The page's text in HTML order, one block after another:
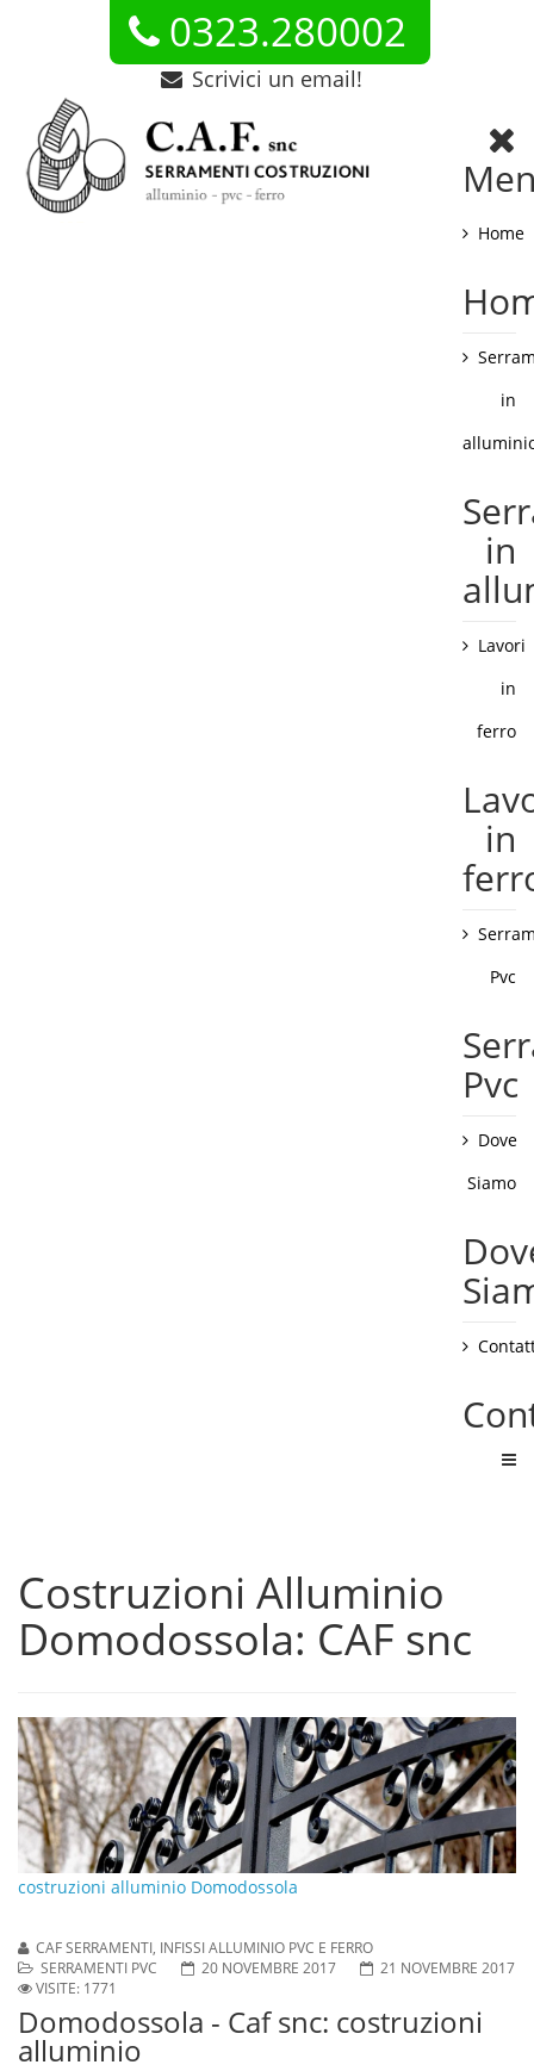
0323.280002
Scrivici un email!
Home
in
in
Lavori
in
ferro
in
Pvc
Pvc
Dove
Siamo
Costruzioni Alluminio
Domodossola: CAF snc
costruzioni alluminio Domodossola
CAF SERRAMENTI, INFISSI ALLUMINIO PVC E FERRO
SERRAMENTI PVC
20 NOVEMBRE 2017
21 NOVEMBRE 2017
VISITE: 1771
Domodossola - Caf snc: costruzioni
alluminio